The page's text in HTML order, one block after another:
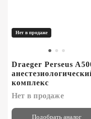
Нет в продаже
Draeger Perseus
комплекс
Нет в продаже
Подобрать аналог